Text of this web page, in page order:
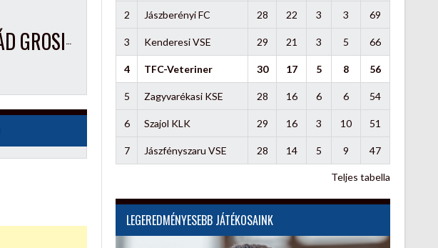
2 Jászberényi FC 28 22 3 3 69
3 Kenderesi VSE 29 21 3 5 66
4 TFC-Veteriner 30 17 5 8 56
5 Zagyvarékasi KSE 28 16 6 6 54
6 Szajol KLK 29 16 3 10 51
7 Jászfényszaru VSE 28 14 5 9 47
Teljes tabella
LEGEREDMÉNYESEBB JÁTÉKOSAINK